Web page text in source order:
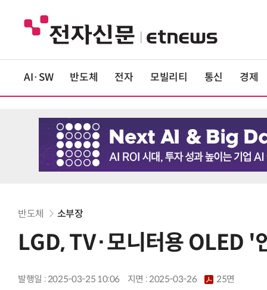
AI·SW 반도체 전자 모빌리티 통신 경제
반도체 소부장
LGD, TV·모니터용 OLED '
발행일 : 2025-03-25 10:06 지면 :2025-03-26 25면